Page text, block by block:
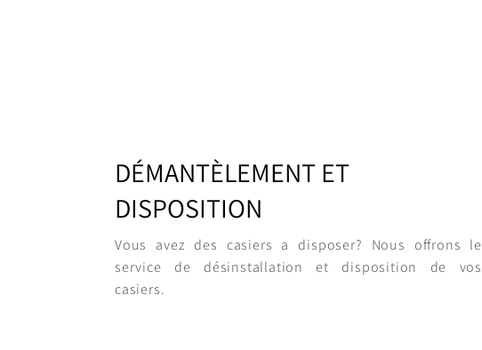
DÉMANTÈLEMENT ET
DISPOSITION
Vous avez des casiers a disposer? Nous offrons le
service de désinstallation et disposition de vos
casiers.